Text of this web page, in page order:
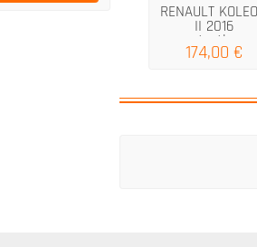
RENAULT
II 2016
protection...
174,00 €